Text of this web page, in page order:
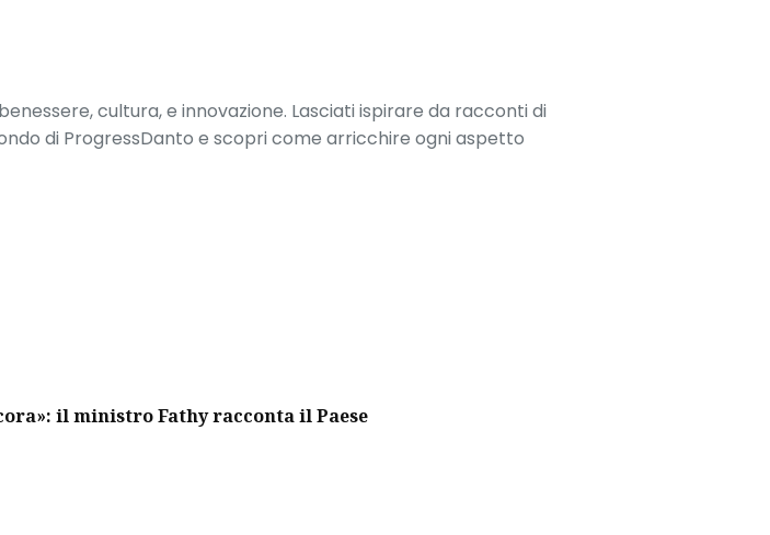
cultura, e innovazione. Lasciati ispirare da racconti di
di ProgressDanto e scopri come arricchire ogni aspetto
il ministro Fathy racconta il Paese